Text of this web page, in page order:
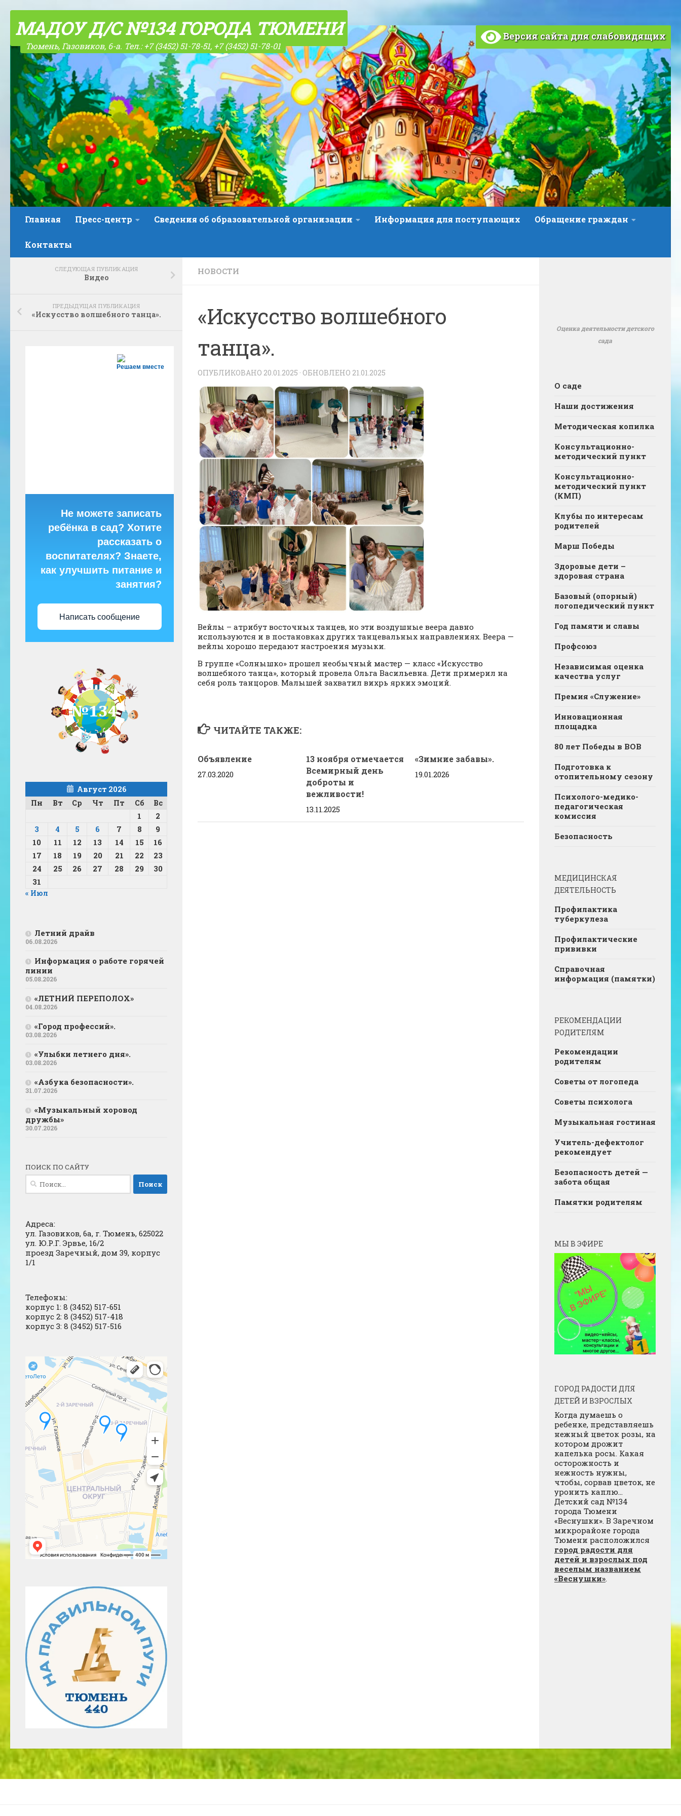
МАДОУ Д/С №134 ГОРОДА ТЮМЕНИ
Тюмень, Газовиков, 6-а. Тел.: +7 (3452) 51-78-51, +7 (3452) 51-78-01
Версия сайта для слабовидящих
Главная Пресс-центр Сведения об образовательной организации Информация для поступающих Обращение граждан
Контакты
НОВОСТИ
«Искусство волшебного
танца».
ОПУБЛИКОВАНО 20.01.2025 · ОБНОВЛЕНО 21.01.2025
Вейлы – атрибут восточных танцев, но эти воздушные веера давно
используются и в постановках других танцевальных направлениях. Веера —
вейлы хорошо передают настроения музыки.
В группе «Солнышко» прошел необычный мастер — класс «Искусство
волшебного танца», который провела Ольга Васильевна. Дети примерил на
себя роль танцоров. Малышей захватил вихрь ярких эмоций.
ЧИТАЙТЕ ТАКЖЕ:
Объявление
27.03.2020
13 ноября отмечается
Всемирный день
доброты и
вежливости!
13.11.2025
«Зимние забавы».
19.01.2026
СЛЕДУЮЩАЯ ПУБЛИКАЦИЯ
Видео
ПРЕДЫДУЩАЯ ПУБЛИКАЦИЯ
«Искусство волшебного танца».
Решаем вместе
Не можете записать
ребёнка в сад? Хотите
рассказать о
воспитателях? Знаете,
как улучшить питание и
занятия?
Написать сообщение
Август 2026
Пн
Вт Ср Чт Пт Сб Вс
1
2
3
4 5 6 7 8
9
10
11 12 13 14 15
16
17
18 19 20 21 22
23
24
25 26 27 28 29
30
31
« Июл
Летний драйв
06.08.2026
Информация о работе горячей
линии
05.08.2026
«ЛЕТНИЙ ПЕРЕПОЛОХ»
04.08.2026
«Город профессий».
03.08.2026
«Улыбки летнего дня».
03.08.2026
«Азбука безопасности».
31.07.2026
«Музыкальный хоровод
дружбы»
30.07.2026
ПОИСК ПО САЙТУ
Найти:
Адреса:
ул. Газовиков, 6а, г. Тюмень, 625022
ул. Ю.Р.Г. Эрвье, 16/2
проезд Заречный, дом 39, корпус
1/1
Телефоны:
корпус 1: 8 (3452) 517-651
корпус 2: 8 (3452) 517-418
корпус 3: 8 (3452) 517-516
Оценка деятельности детского
сада
О саде
Наши достижения
Методическая копилка
Консультационно-
методический пункт
Консультационно-
методический пункт
(КМП)
Клубы по интересам
родителей
Марш Победы
Здоровые дети –
здоровая страна
Базовый (опорный)
логопедический пункт
Год памяти и славы
Профсоюз
Независимая оценка
качества услуг
Премия «Служение»
Инновационная
площадка
80 лет Победы в ВОВ
Подготовка к
отопительному сезону
Психолого-медико-
педагогическая
комиссия
Безопасность
МЕДИЦИНСКАЯ
ДЕЯТЕЛЬНОСТЬ
Профилактика
туберкулеза
Профилактические
прививки
Справочная
информация (памятки)
РЕКОМЕНДАЦИИ
РОДИТЕЛЯМ
Рекомендации
родителям
Советы от логопеда
Советы психолога
Музыкальная гостиная
Учитель-дефектолог
рекомендует
Безопасность детей —
забота общая
Памятки родителям
МЫ В ЭФИРЕ
ГОРОД РАДОСТИ ДЛЯ
ДЕТЕЙ И ВЗРОСЛЫХ
Когда думаешь о
ребенке, представляешь
нежный цветок розы, на
котором дрожит
капелька росы. Какая
осторожность и
нежность нужны,
чтобы, сорвав цветок, не
уронить каплю…
Детский сад №134
города Тюмени
«Веснушки». В Заречном
микрорайоне города
Тюмени расположился
город радости для
детей и взрослых под
веселым названием
«Веснушки».